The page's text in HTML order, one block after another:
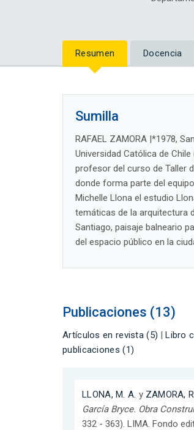
Resumen Docencia
Sumilla
RAFAEL ZAMORA |*1978,
Universidad Católica de
profesor del curso de Taller
donde forma parte del
Michelle Llona el estudio
temáticas de la arquitectura
Santiago, paisaje balneario
del espacio público en la
Publicaciones (13)
Artículos en revista (5) Libro
publicaciones (1)
LLONA, M. A. y ZAMORA,
García Bryce. Obra
332 - 363). LIMA. Fondo